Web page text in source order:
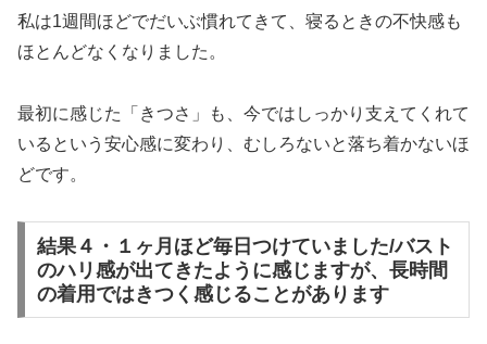
私は1週間ほどでだいぶ慣れてきて、寝るときの不快感も
ほとんどなくなりました。
最初に感じた「きつさ」も、今ではしっかり支えてくれて
いるという安心感に変わり、むしろないと落ち着かないほ
どです。
結果４・１ヶ月ほど毎日つけていました/バスト
のハリ感が出てきたように感じますが、長時間
の着用ではきつく感じることがあります